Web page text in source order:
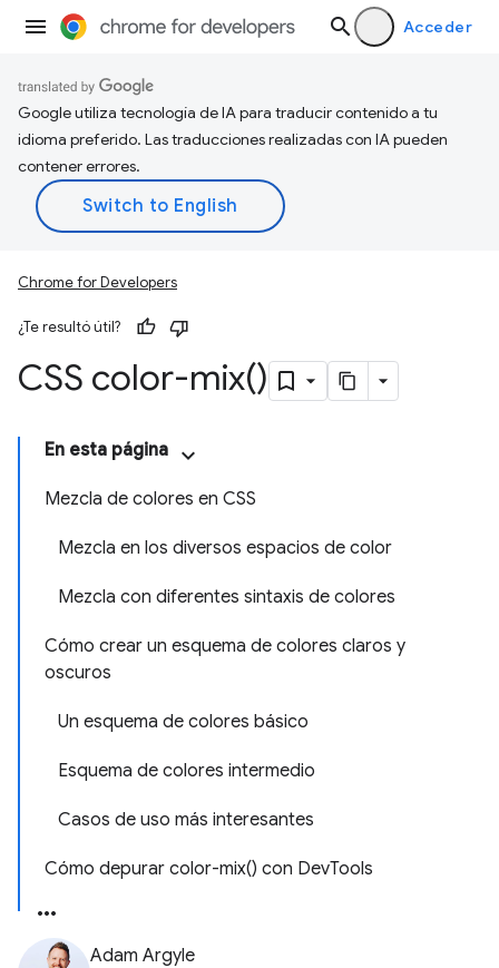
Acceder
Google utiliza tecnología de IA para traducir contenido a tu
idioma preferido. Las traducciones realizadas con IA pueden
contener errores.
Chrome for Developers
¿Te resultó útil?
CSS color-mix()
En esta página
Mezcla de colores en CSS
Mezcla en los diversos espacios de color
Mezcla con diferentes sintaxis de colores
Cómo crear un esquema de colores claros y
oscuros
Un esquema de colores básico
Esquema de colores intermedio
Casos de uso más interesantes
Cómo depurar color-mix() con DevTools
Adam Argyle